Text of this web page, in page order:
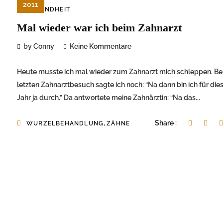
2011
GESUNDHEIT
Mal wieder war ich beim Zahnarzt
by Conny Keine Kommentare
Heute musste ich mal wieder zum Zahnarzt mich schleppen.
letzten Zahnarztbesuch sagte ich noch: “Na dann bin ich für
Jahr ja durch.” Da antwortete meine Zahnärztin: “Na das...
WURZELBEHANDLUNG,ZÄHNE Share :